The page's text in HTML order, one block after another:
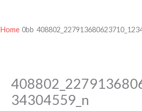
contenuto
Home
34304559_n